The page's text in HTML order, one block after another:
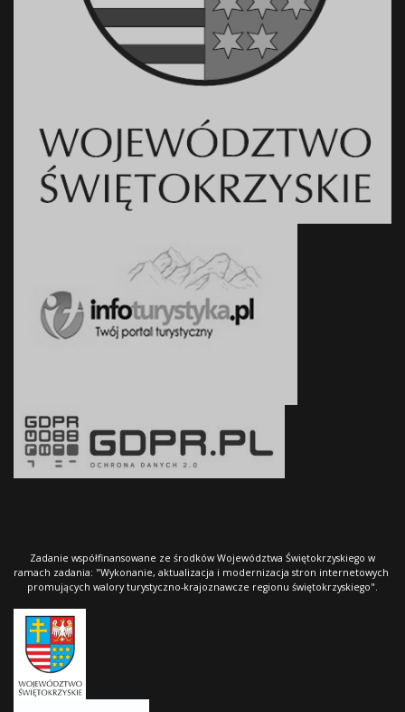
Zadanie współfinansowane ze środków Województwa Świętokrzyskiego w
ramach zadania: "Wykonanie, aktualizacja i modernizacja stron internetowych
promujących walory turystyczno-krajoznawcze regionu świętokrzyskiego".